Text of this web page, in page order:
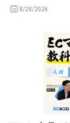
8/28/2026